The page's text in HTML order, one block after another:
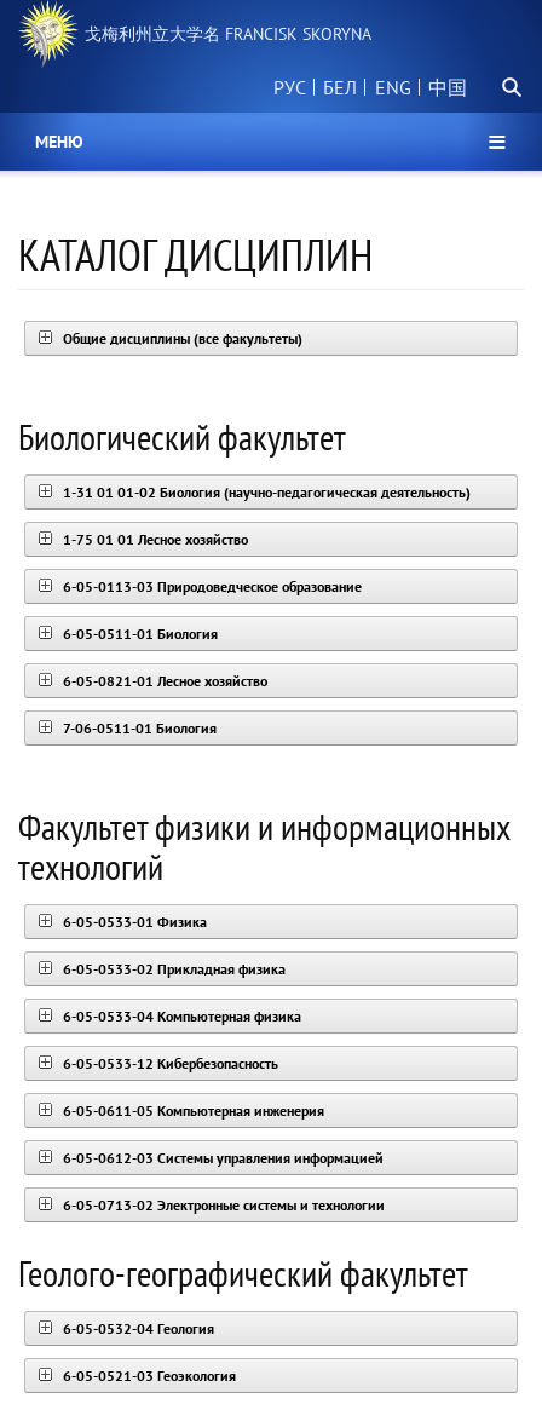
要
戈梅利州立大学名 FRANCISK SKORYNA
РУС БЕЛ 中国
搜
МЕНЮ
КАТАЛОГ ДИСЦИПЛИН
Общие дисциплины (все факультеты)
Биологический факультет
1-31 01 01-02 Биология (научно-педагогическая деятельность)
1-75 01 01 Лесное хозяйство
6-05-0113-03 Природоведческое образование
6-05-0511-01 Биология
6-05-0821-01 Лесное хозяйство
7-06-0511-01 Биология
Факультет физики и информационных
технологий
6-05-0533-01 Физика
6-05-0533-02 Прикладная физика
6-05-0533-04 Компьютерная физика
6-05-0533-12 Кибербезопасность
6-05-0611-05 Компьютерная инженерия
6-05-0612-03 Системы управления информацией
6-05-0713-02 Электронные системы и технологии
Геолого-географический факультет
6-05-0532-04 Геология
6-05-0521-03 Геоэкология